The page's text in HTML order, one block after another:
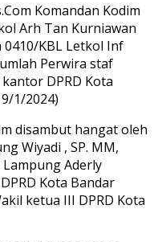
Komandan Kodim
Arh Tan Kurniawan
0410/KBL Letkol Inf
Perwira staf
DPRD Kota
1/2024)
disambut hangat oleh
Wiyadi , SP. MM,
Aderly
Kota Bandar
ketua III DPRD Kota